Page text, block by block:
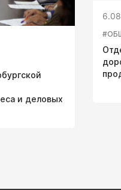
и деловых